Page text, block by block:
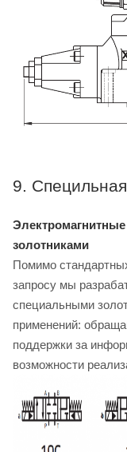
9.
золотниками
Помимо
запросу мы
специальными
применений:
поддержки за
возможности